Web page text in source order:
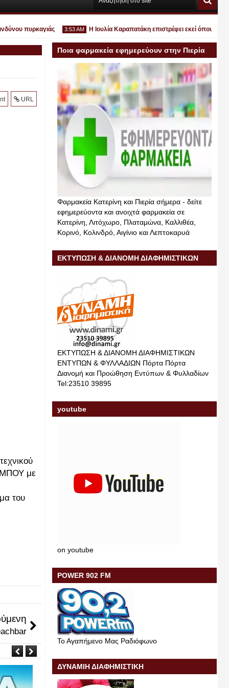
πυρκαγιάς 3:53 AM
Ιουλ
2026
Η Ιουλία Καραπατάκη επιστρέφει εκεί όπου ανήκει:
URL
με
του
Ποια φαρμακεία εφημερεύουν στην Πιερία
σήμερα
Φαρμακεία Κατερίνη και Πιερία σήμερα - δείτε
εφημερεύοντα και ανοιχτά φαρμακεία σε
Κατερίνη, Λιτόχωρο, Πλαταμώνα, Καλλιθέα,
Κορινό, Κολινδρό, Αιγίνιο και Λεπτοκαρυά
ΕΚΤΥΠΩΣΗ & ΔΙΑΝΟΜΗ ΔΙΑΦΗΜΙΣΤΙΚΩΝ
ΕΚΤΥΠΩΣΗ & ΔΙΑΝΟΜΗ ΔΙΑΦΗΜΙΣΤΙΚΩΝ
ΕΝΤΥΠΩΝ & ΦΥΛΛΑΔΙΩΝ Πόρτα Πόρτα
Διανομή και Προώθηση Εντύπων & Φυλλαδίων
Tel:23510 39895
youtube
on youtube
POWER 902 FM
Το Αγαπήμενο Μας Ραδιόφωνο
ΔΥΝΑΜΙΗ ΔΙΑΦΗΜΙΣΤΙΚΗ